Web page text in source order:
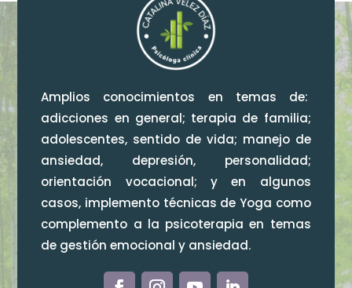
Amplios conocimientos en temas de:
adicciones en general; terapia de familia;
adolescentes, sentido de vida; manejo de
ansiedad, depresión, personalidad;
orientación vocacional; y en algunos
casos, implemento técnicas de Yoga como
complemento a la psicoterapia en temas
de gestión emocional y ansiedad.